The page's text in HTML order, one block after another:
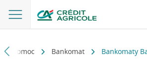
i pomoc Bankomat Bankomaty